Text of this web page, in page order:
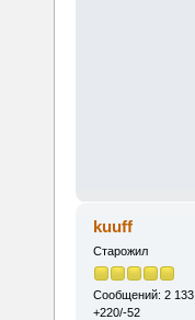
kuuff
Старожил
Сообщений: 2 133
+220/-52